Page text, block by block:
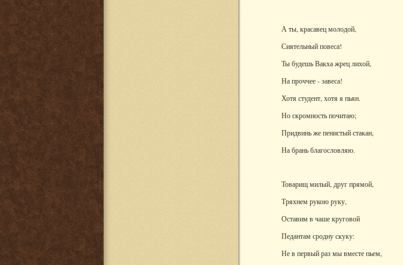
А ты, красавец молодой,
Сиятельный повеса!
Ты будешь Вакха жрец лихой,
На проччее - завеса!
Хотя студент, хотя я пьян.
Но скромность почитаю;
Придвинь же пенистый стакан,
На брань благословляю.
Товарищ милый, друг прямой,
Тряхнем рукою руку,
Оставим в чаше круговой
Педантам сродну скуку:
Не в первый раз мы вместе пьем,